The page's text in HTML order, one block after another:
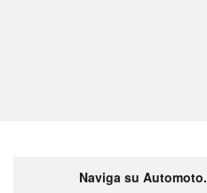
Naviga su